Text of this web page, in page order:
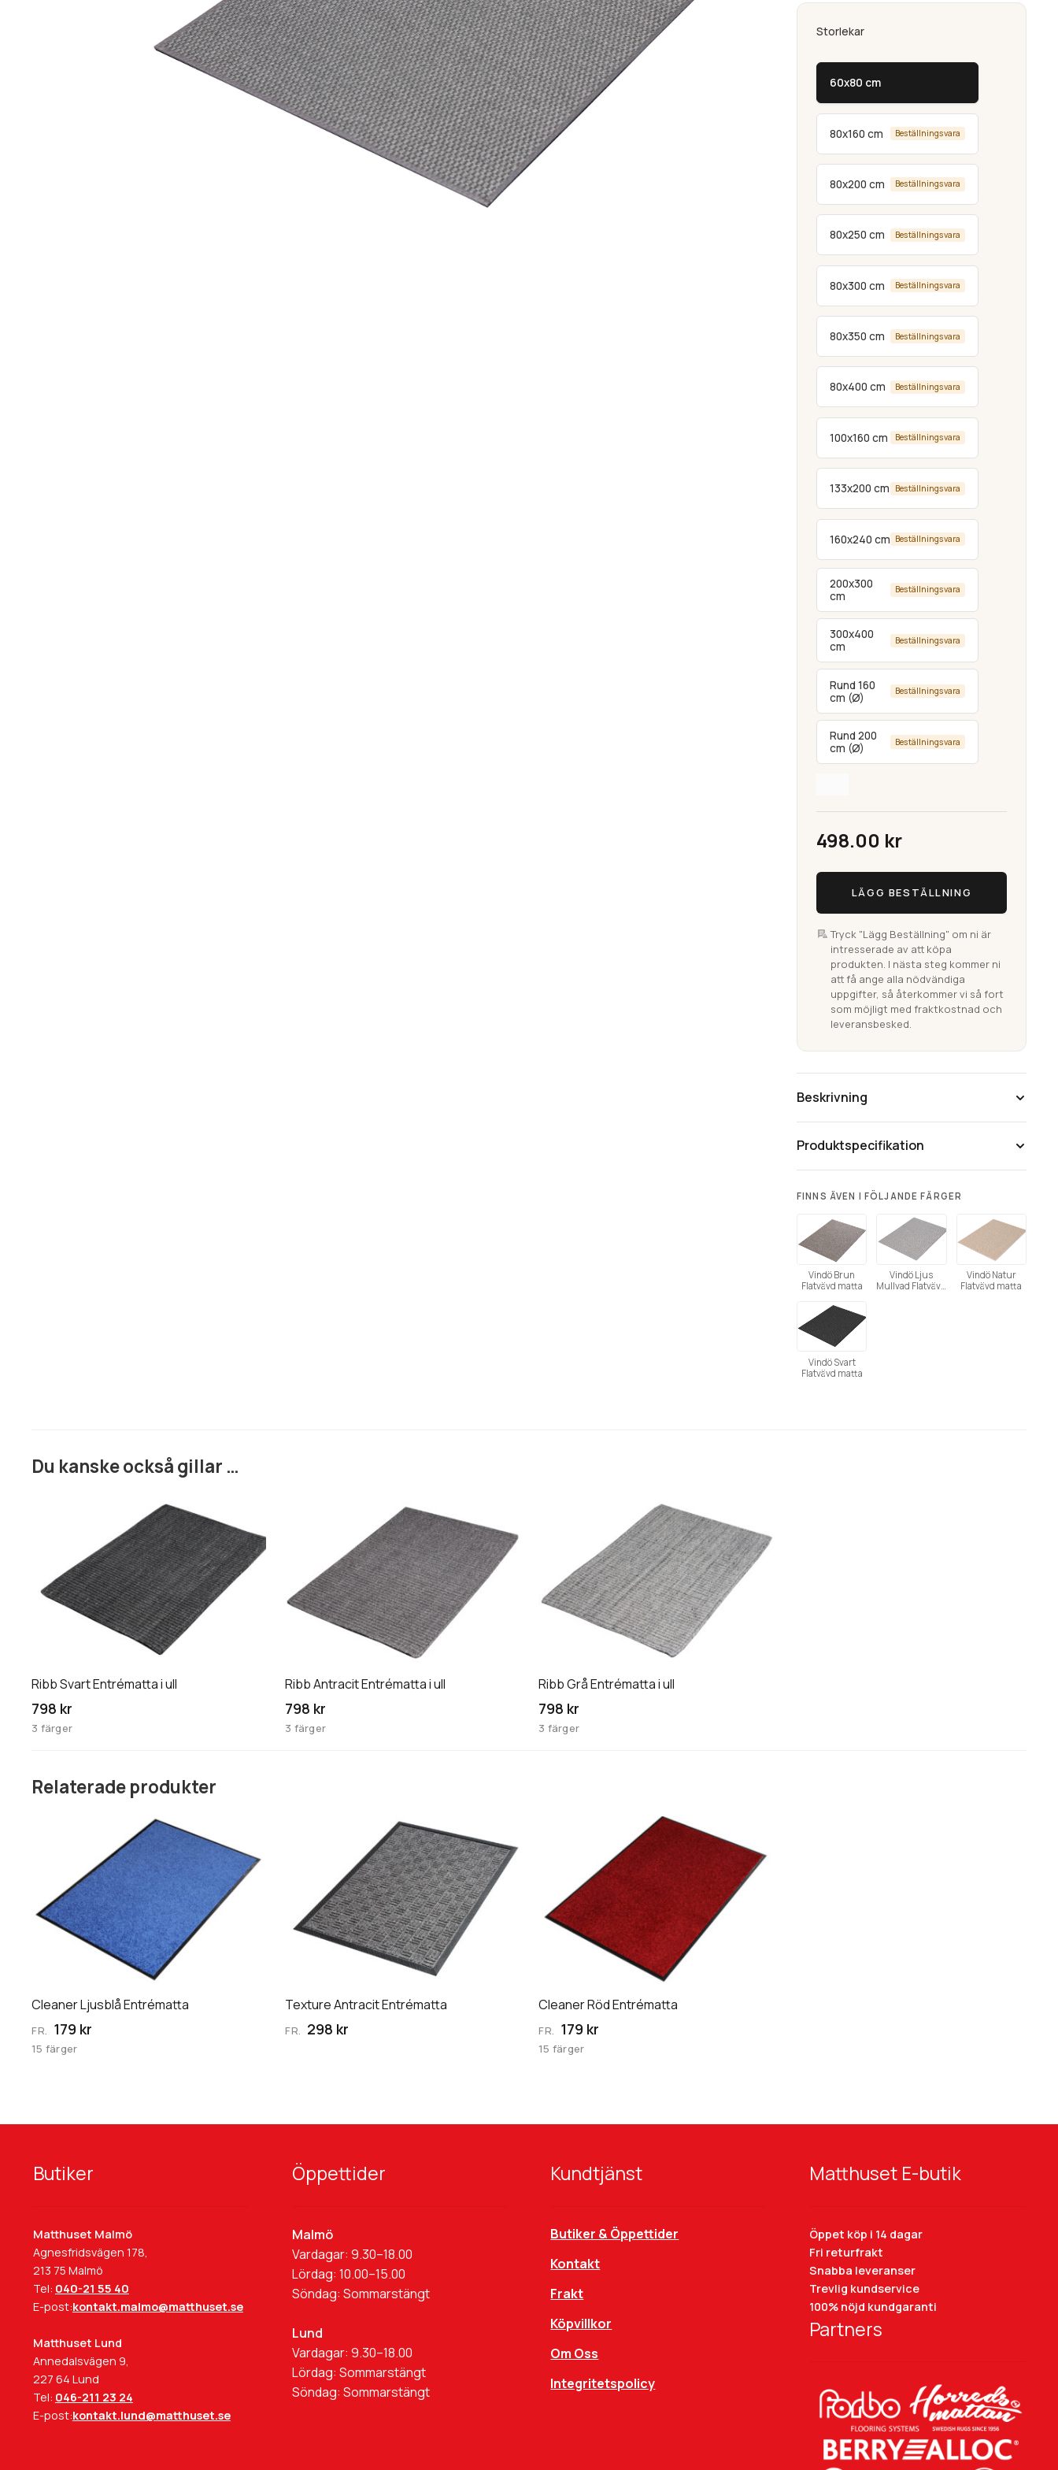
Storlekar
60x80 cm
80x160 cm Beställningsvara
80x200 cm Beställningsvara
80x250 cm Beställningsvara
80x300 cm Beställningsvara
80x350 cm Beställningsvara
80x400 cm Beställningsvara
100x160 cm Beställningsvara
133x200 cm Beställningsvara
160x240 cm Beställningsvara
200x300
cm
Beställningsvara
300x400
cm
Beställningsvara
Rund 160
cm (Ø)
Beställningsvara
Rund 200
cm (Ø)
Beställningsvara
498.00 kr
Vindö
Flatvävd
matta
mängd
LÄGG BESTÄLLNING
Tryck "Lägg Beställning" om ni är
intresserade av att köpa
produkten. I nästa steg kommer ni
att få ange alla nödvändiga
uppgifter, så återkommer vi så fort
som möjligt med fraktkostnad och
leveransbesked.
Beskrivning
Tänk på att färgåtergivning av bilder kan
variera mellan olika datorer beroende på
skärmens inställning.
Produktspecifikation
FINNS ÄVEN I FÖLJANDE FÄRGER
Vindö Brun
Flatvävd matta
Vindö Ljus
Mullvad Flatvävd
Vindö Natur
Flatvävd matta
Vindö Svart
Flatvävd matta
Du kanske också gillar …
Ribb Svart Entrématta i ull
798 kr
3 färger
flera
varianter.
kan
väljas
på
produktsidan
Ribb Antracit Entrématta i ull
798 kr
3 färger
flera
varianter.
kan
väljas
på
produktsidan
Ribb Grå Entrématta i ull
798 kr
3 färger
flera
varianter.
kan
väljas
på
produktsidan
Relaterade produkter
Cleaner Ljusblå Entrématta
FR. 179 kr
15 färger
flera
varianter.
kan
väljas
på
Texture Antracit Entrématta
FR. 298 kr
varianter.
kan
väljas
Cleaner Röd Entrématta
FR. 179 kr
15 färger
flera
varianter.
kan
väljas
på
Butiker
Matthuset Malmö
Agnesfridsvägen 178,
213 75 Malmö
Tel: 040-21 55 40
E-post:kontakt.malmo@matthuset.se
Matthuset Lund
Annedalsvägen 9,
227 64 Lund
Tel: 046-211 23 24
E-post:kontakt.lund@matthuset.se
Öppettider
Malmö
Vardagar: 9.30–18.00
Lördag: 10.00–15.00
Söndag: Sommarstängt
Lund
Vardagar: 9.30–18.00
Lördag: Sommarstängt
Söndag: Sommarstängt
Kundtjänst
Butiker & Öppettider
Kontakt
Frakt
Köpvillkor
Om Oss
Integritetspolicy
Matthuset E-butik
Öppet köp i 14 dagar
Fri returfrakt
Snabba leveranser
Trevlig kundservice
100% nöjd kundgaranti
Partners